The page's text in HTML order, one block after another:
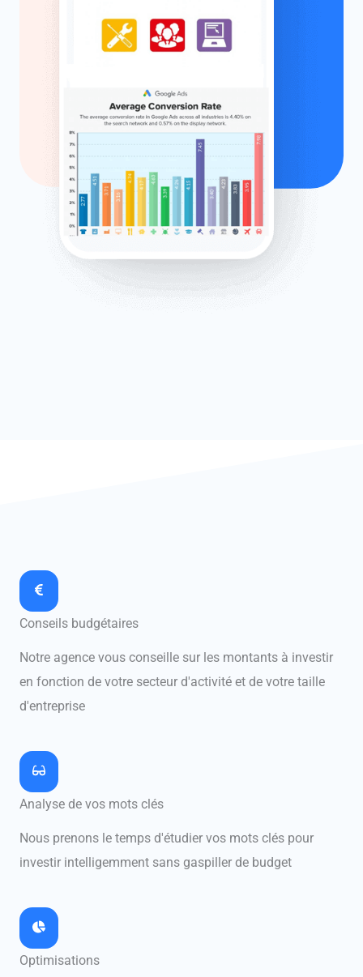
Conseils budgétaires
Notre agence vous conseille sur les montants à investir
en fonction de votre secteur d'activité et de votre taille
d'entreprise
Analyse de vos mots clés
Nous prenons le temps d'étudier vos mots clés pour
investir intelligemment sans gaspiller de budget
Optimisations